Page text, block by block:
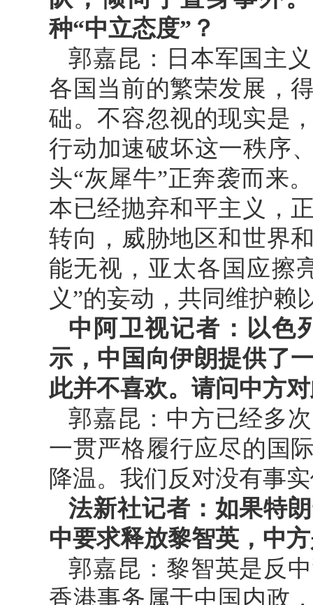
种“中立态度”？
郭嘉昆：日本军国主
各国当前的繁荣发展，
础。不容忽视的现实是
行动加速破坏这一秩序
头“灰犀牛”正奔袭而来
本已经抛弃和平主义，
转向，威胁地区和世界
能无视，亚太各国应擦
义”的妄动，共同维护赖
中阿卫视记者：以色
示，中国向伊朗提供了
此并不喜欢。请问中方
郭嘉昆：中方已经多
一贯严格履行应尽的国
降温。我们反对没有事
法新社记者：如果特
中要求释放黎智英，中
郭嘉昆：黎智英是反
香港事务属于中国内政